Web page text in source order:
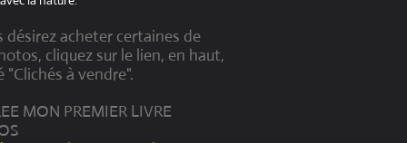
désirez acheter certaines de
cliquez sur le lien, en haut,
à vendre".
MON PREMIER LIVRE